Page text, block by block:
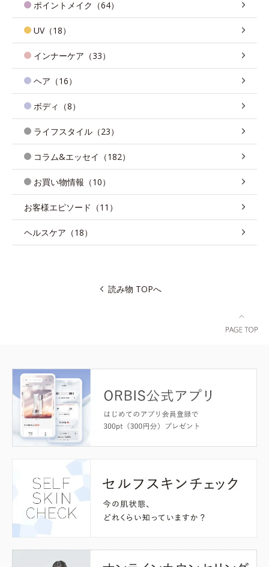
ポイントメイク（64）
UV（18）
インナーケア（33）
ヘア（16）
ボディ（8）
ライフスタイル（23）
コラム&エッセイ（182）
お買い物情報（10）
お客様エピソード（11）
ヘルスケア（18）
読み物 TOPへ